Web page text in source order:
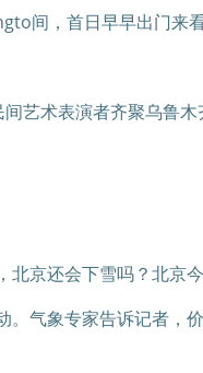
间，首日早早出门来
艺术表演者齐聚乌
京还会下雪吗？北京
气象专家告诉记者